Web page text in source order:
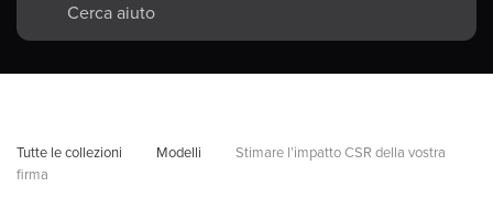
Tutte le collezioni Modelli
Stimare l’impatto CSR della vostra
firma